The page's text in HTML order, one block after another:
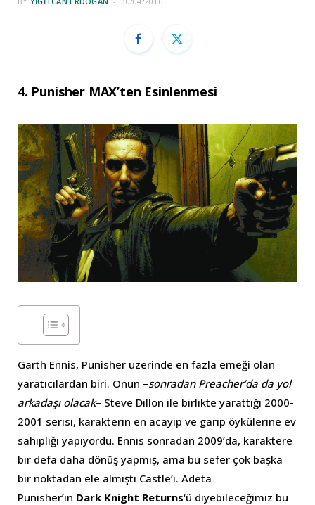
4. Punisher MAX’ten Esinlenmesi
Garth Ennis, Punisher üzerinde en fazla emeği olan
yaratıcılardan biri. Onun –sonradan Preacher’da da yol
arkadaşı olacak– Steve Dillon ile birlikte yarattığı 2000-
2001 serisi, karakterin en acayip ve garip öykülerine ev
sahipliği yapıyordu. Ennis sonradan 2009’da, karaktere
bir defa daha dönüş yapmış, ama bu sefer çok başka
bir noktadan ele almıştı Castle’ı. Adeta
Punisher’ın Dark Knight Returns‘ü diyebileceğimiz bu